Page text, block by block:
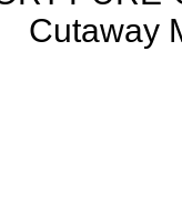
Cutaway